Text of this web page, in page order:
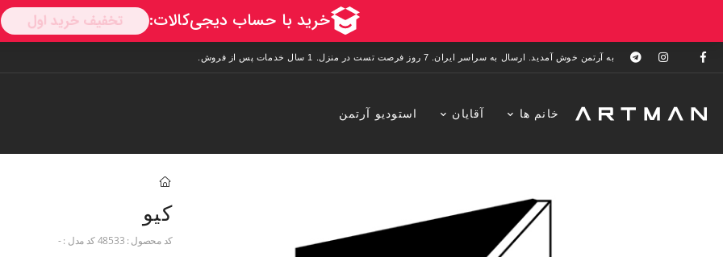
به آرتمن خوش آمدید. ارسال به سراسر ایران. 7 روز فرصت تست در منزل. 1 سال خدمات پس از فروش.
خانم ها آقایان استودیو آرتمن
کیو
کد محصول : 48533کد مدل :-